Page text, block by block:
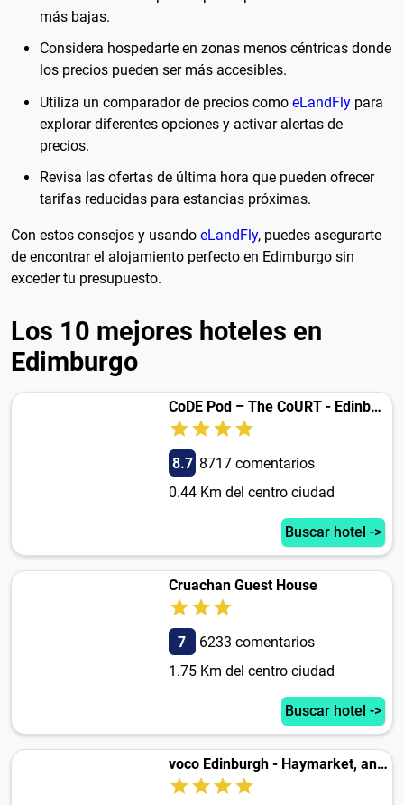
más bajas.
Considera hospedarte en zonas menos céntricas donde
los precios pueden ser más accesibles.
Utiliza un comparador de precios como eLandFly para
explorar diferentes opciones y activar alertas de
precios.
Revisa las ofertas de última hora que pueden ofrecer
tarifas reducidas para estancias próximas.
Con estos consejos y usando eLandFly, puedes asegurarte
de encontrar el alojamiento perfecto en Edimburgo sin
exceder tu presupuesto.
Los 10 mejores hoteles en
Edimburgo
CoDE Pod – The CoURT - Edinburgh
8.7 8717 comentarios
0.44 Km del centro ciudad
Buscar hotel ->
Cruachan Guest House
7
6233 comentarios
1.75 Km del centro ciudad
Buscar hotel ->
voco Edinburgh - Haymarket, an IHG Hotel